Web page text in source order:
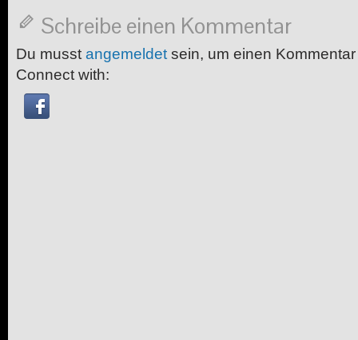
Schreibe einen Kommentar
Du musst angemeldet sein, um einen
Connect with: